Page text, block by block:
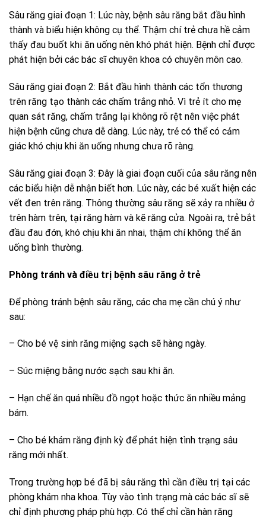
Sâu răng giai đoạn 1: Lúc này, bệnh sâu răng bắt đầu hình
thành và biểu hiện không cụ thể. Thậm chí trẻ chưa hề cảm
thấy đau buốt khi ăn uống nên khó phát hiện. Bệnh chỉ được
phát hiện bởi các bác sĩ chuyên khoa có chuyên môn cao.
Sâu răng giai đoạn 2: Bắt đầu hình thành các tổn thương
trên răng tạo thành các chấm trắng nhỏ. Vì trẻ ít cho mẹ
quan sát răng, chấm trắng lại không rõ rệt nên việc phát
hiện bệnh cũng chưa dễ dàng. Lúc này, trẻ có thể có cảm
giác khó chịu khi ăn uống nhưng chưa rõ ràng.
Sâu răng giai đoạn 3: Đây là giai đoạn cuối của sâu răng nên
các biểu hiện dễ nhận biết hơn. Lúc này, các bé xuất hiện các
vết đen trên răng. Thông thường sâu răng sẽ xảy ra nhiều ở
trên hàm trên, tại răng hàm và kẽ răng cửa. Ngoài ra, trẻ bắt
đầu đau đớn, khó chịu khi ăn nhai, thậm chí không thể ăn
uống bình thường.
Phòng tránh và điều trị bệnh sâu răng ở trẻ
Để phòng tránh bệnh sâu răng, các cha mẹ cần chú ý như
sau:
– Cho bé vệ sinh răng miệng sạch sẽ hàng ngày.
– Súc miệng bằng nước sạch sau khi ăn.
– Hạn chế ăn quá nhiều đồ ngọt hoặc thức ăn nhiều mảng
bám.
– Cho bé khám răng định kỳ để phát hiện tình trạng sâu
răng mới nhất.
Trong trường hợp bé đã bị sâu răng thì cần điều trị tại các
phòng khám nha khoa. Tùy vào tình trạng mà các bác sĩ sẽ
chỉ định phương pháp phù hợp. Có thể chỉ cần hàn răng